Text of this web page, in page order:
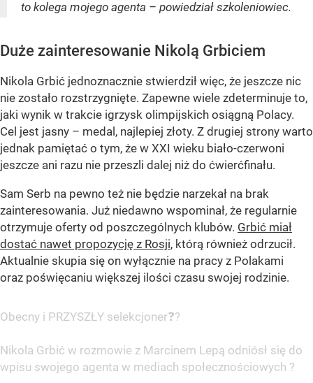
to kolega mojego agenta – powiedział szkoleniowiec.
Duże zainteresowanie Nikolą Grbiciem
Nikola Grbić jednoznacznie stwierdził więc, że jeszcze nic
nie zostało rozstrzygnięte. Zapewne wiele zdeterminuje to,
jaki wynik w trakcie igrzysk olimpijskich osiągną Polacy.
Cel jest jasny – medal, najlepiej złoty. Z drugiej strony warto
jednak pamiętać o tym, że w XXI wieku biało-czerwoni
jeszcze ani razu nie przeszli dalej niż do ćwierćfinału.
Sam Serb na pewno też nie będzie narzekał na brak
zainteresowania. Już niedawno wspominał, że regularnie
otrzymuje oferty od poszczególnych klubów. Grbić miał
dostać nawet propozycję z Rosji, którą również odrzucił.
Aktualnie skupia się on wyłącznie na pracy z Polakami
oraz poświęcaniu większej ilości czasu swojej rodzinie.
Obecny i PRZYSZŁY selekcjoner❓?
Nikola Grbić w rozmowie z Marcinem Lepą odniósł się do
wpisu swojego agenta w mediach społecznościowych ?